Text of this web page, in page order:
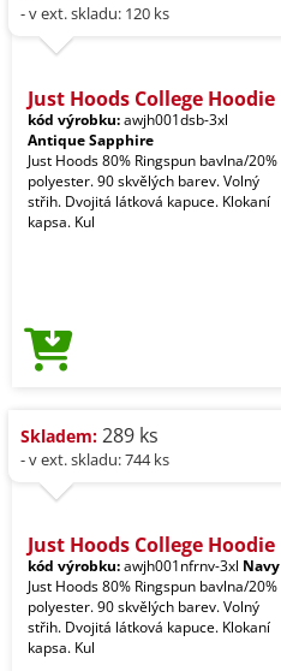
- v ext. skladu: 120 ks
Just Hoods College Hoodie
kód výrobku:awjh001dsb-3xl
Antique Sapphire
Just Hoods 80% Ringspun bavlna/20%
polyester. 90 skvělých barev. Volný
střih. Dvojitá látková kapuce. Klokaní
kapsa. Kul
Skladem: 289 ks
- v ext. skladu: 744 ks
Just Hoods College Hoodie
kód výrobku:awjh001nfrnv-3xl Navy
Just Hoods 80% Ringspun bavlna/20%
polyester. 90 skvělých barev. Volný
střih. Dvojitá látková kapuce. Klokaní
kapsa. Kul